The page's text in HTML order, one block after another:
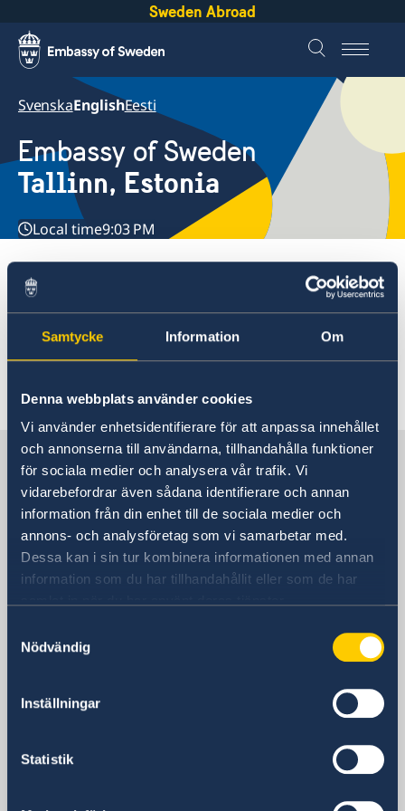
Samtycke Information Om
Denna webbplats använder cookies
Vi använder enhetsidentifierare för att anpassa innehållet
och annonserna till användarna, tillhandahålla funktioner
för sociala medier och analysera vår trafik. Vi
vidarebefordrar även sådana identifierare och annan
information från din enhet till de sociala medier och
annons- och analysföretag som vi samarbetar med.
Dessa kan i sin tur kombinera informationen med annan
information som du har tillhandahållit eller som de har
Nödvändig
Inställningar
Statistik
Sweden Abroad
SvenskaEnglishEesti
Embassy of Sweden
Tallinn, Estonia
Local time9:03 PM
Estonia, Tallinn
Sweden in Estonia
About us
Ambassador Charlotte Wrangberg
News
Current
Sweden in Estonia
Embassy
Visiting address
Pikk 28
Tallinn
Embassy of Sweden
Pikk 28
Estonia
+372 640 56 00